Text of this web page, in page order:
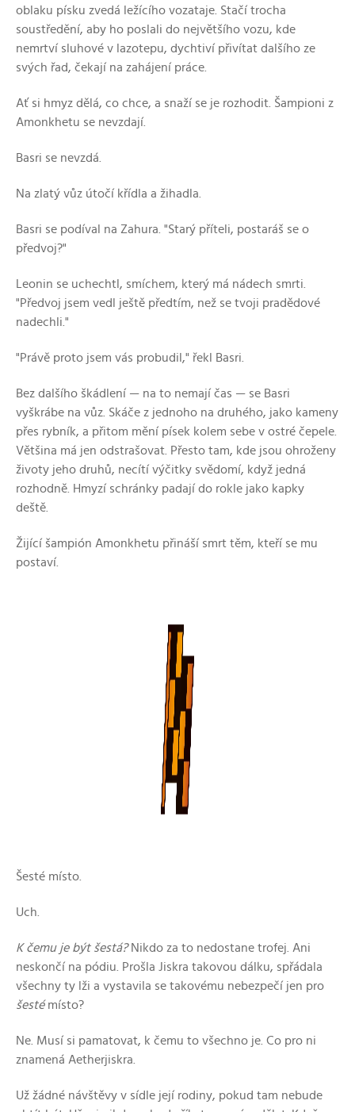
oblaku písku zvedá ležícího vozataje. Stačí trocha
soustředění, aby ho poslali do největšího vozu, kde
nemrtví sluhové v lazotepu, dychtiví přivítat dalšího ze
svých řad, čekají na zahájení práce.
Ať si hmyz dělá, co chce, a snaží se je rozhodit. Šampioni z
Amonkhetu se nevzdají.
Basri se nevzdá.
Na zlatý vůz útočí křídla a žihadla.
Basri se podíval na Zahura. "Starý příteli, postaráš se o
předvoj?"
Leonin se uchechtl, smíchem, který má nádech smrti.
"Předvoj jsem vedl ještě předtím, než se tvoji pradědové
nadechli."
"Právě proto jsem vás probudil," řekl Basri.
Bez dalšího škádlení — na to nemají čas — se Basri
vyškrábe na vůz. Skáče z jednoho na druhého, jako kameny
přes rybník, a přitom mění písek kolem sebe v ostré čepele.
Většina má jen odstrašovat. Přesto tam, kde jsou ohroženy
životy jeho druhů, necítí výčitky svědomí, když jedná
rozhodně. Hmyzí schránky padají do rokle jako kapky
deště.
Žijící šampión Amonkhetu přináší smrt těm, kteří se mu
postaví.
Šesté místo.
Uch.
K čemu je být šestá?Nikdo za to nedostane trofej. Ani
neskončí na pódiu. Prošla Jiskra takovou dálku, spřádala
všechny ty lži a vystavila se takovému nebezpečí jen pro
šesté místo?
Ne. Musí si pamatovat, k čemu to všechno je. Co pro ni
znamená Aetherjiskra.
Už žádné návštěvy v sídle její rodiny, pokud tam nebude